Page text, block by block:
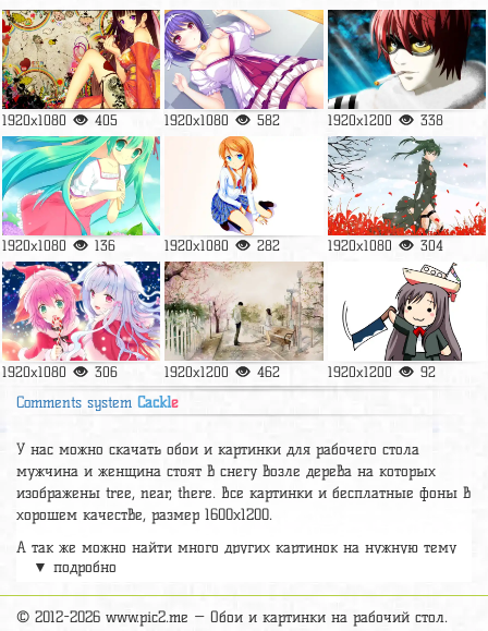
1920x1080 405 1920x1080 582 1920x1200 338
1920x1080 136 1920x1080 282 1920x1080 304
1920x1080 306 1920x1200 462 1920x1200 92
Comments system Cackle
У нас можно скачать обои и картинки для рабочего стола
мужчина и женщина стоят в снегу возле дерева на которых
изображены tree, near, there. Все картинки и бесплатные фоны в
хорошем качестве, размер 1600x1200.
А так же можно найти много других картинок на нужную тему
разделобои Аниме
большое количество красивых широкоформатных картинок, фото
и обоев хорошего hd качества бесплатно и на телефон.
▼ подробно
© 2012-2026 www.pic2.me — Обои и картинки на рабочий стол.